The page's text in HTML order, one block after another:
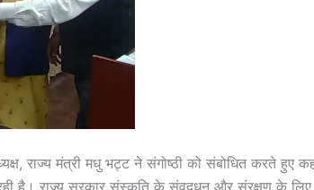
राज्य मंत्री मधु भट्ट ने संगोष्ठी को संबोधित करते हुए